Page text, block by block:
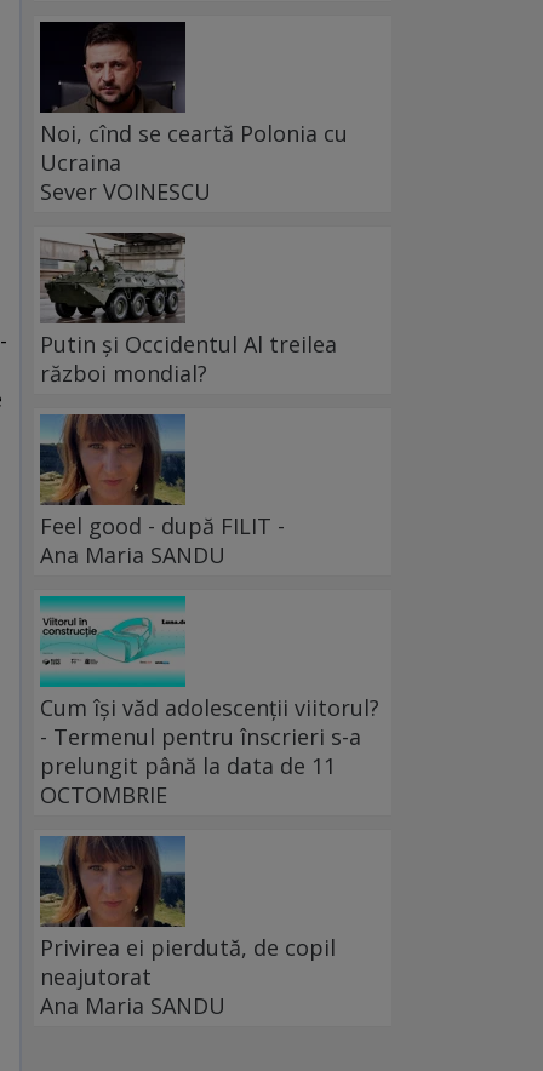
Noi, cînd se ceartă Polonia cu
Ucraina
Sever VOINESCU
Putin și Occidentul Al treilea
război mondial?
Feel good - după FILIT -
Ana Maria SANDU
Cum își văd adolescenții viitorul?
- Termenul pentru înscrieri s-a
prelungit până la data de 11
OCTOMBRIE
Privirea ei pierdută, de copil
neajutorat
Ana Maria SANDU